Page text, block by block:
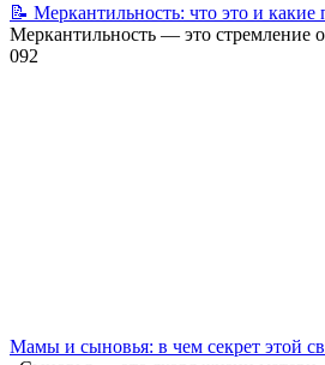
📝 Меркантильность: что это и какие
Меркантильность — это стремление
092
Мамы и сыновья: в чем секрет этой